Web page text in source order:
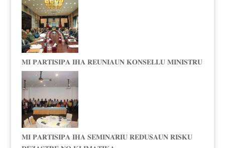
𝐌𝐈 𝐏𝐀𝐑𝐓𝐈𝐒𝐈𝐏𝐀 𝐈𝐇𝐀 𝐑𝐄𝐔𝐍𝐈𝐀𝐔𝐍 𝐊𝐎𝐍𝐒𝐄𝐋𝐋𝐔 𝐌𝐈𝐍𝐈𝐒𝐓𝐑𝐔
𝐌𝐈 𝐏𝐀𝐑𝐓𝐈𝐒𝐈𝐏𝐀 𝐈𝐇𝐀 𝐒𝐄𝐌𝐈𝐍𝐀́𝐑𝐈𝐔 𝐑𝐄𝐃𝐔𝐒𝐀𝐔𝐍 𝐑𝐈𝐒𝐊𝐔